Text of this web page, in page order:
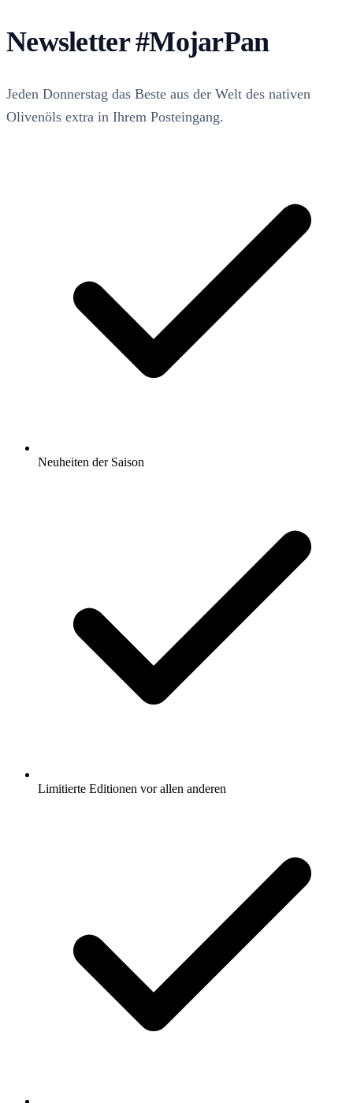
Newsletter#MojarPan
Jeden Donnerstag das Beste aus der Welt des nativen
Olivenöls extra in Ihrem Posteingang.
Neuheiten der Saison
Limitierte Editionen vor allen anderen